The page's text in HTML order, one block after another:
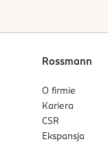
Rossmann
O firmie
Kariera
CSR
Ekspansja